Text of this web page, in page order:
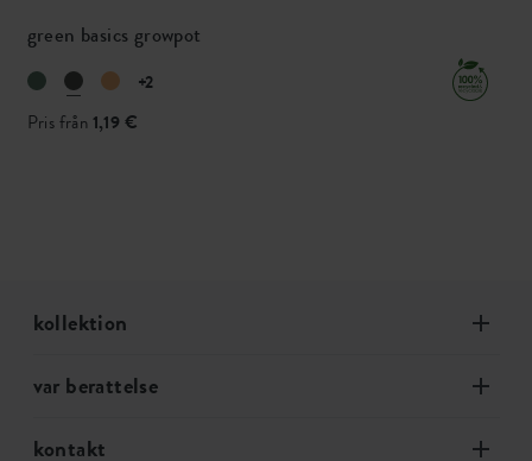
green basics growpot
+2
Pris från 1,19 €
kollektion
var berattelse
kontakt